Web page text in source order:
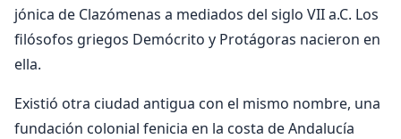
jónica de Clazómenas a mediados del siglo VII a.C. Los
filósofos griegos Demócrito y Protágoras nacieron en
ella.
Existió otra ciudad antigua con el mismo nombre, una
fundación colonial fenicia en la costa de Andalucía